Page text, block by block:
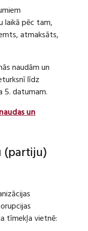
laikā pēc tam,
atmaksāts,
naudām un
līdz
5. datumam.
un
(partiju)
tīmekļa vietnē: